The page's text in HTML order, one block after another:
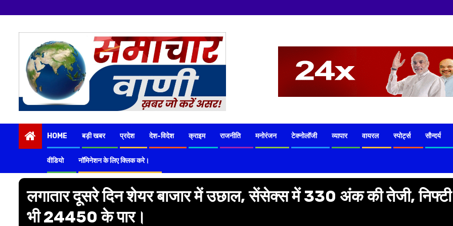
content
HOME बड़ी खबर प्रदेश देश-विदेश क्राइम राजनीति मनोरंजन टेक्नोलॉजी व्यापार वायरल स्पोर्ट्स सौन्दर्य
वीडियो नॉमिनेशन के लिए क्लिक करे।
लगातार दूसरे दिन शेयर बाजार में उछाल, सेंसेक्स में 330 अंक की तेजी, निफ्टी
भी 24450 के पार।